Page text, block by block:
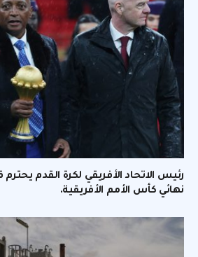
نهائي كأس الأمم الأفريقية.